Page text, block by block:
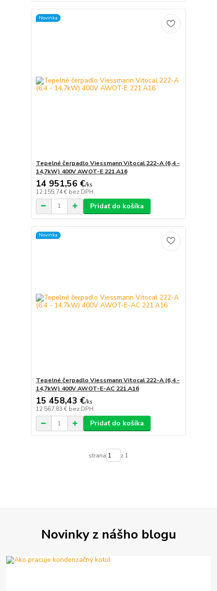
Novinka
Tepelné čerpadlo Viessmann Vitocal 222-A (6,4 -
14,7kW) 400V AWOT-E 221.A16
14 951,56 €/ks
12 155,74 € bez DPH
Pridať do košíka
Novinka
Tepelné čerpadlo Viessmann Vitocal 222-A (6,4 -
14,7kW) 400V AWOT-E-AC 221.A16
15 458,43 €/ks
12 567,83 € bez DPH
Pridať do košíka
strana z 1
Novinky z nášho blogu